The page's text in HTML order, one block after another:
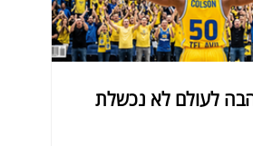
לעולם לא נכשלת